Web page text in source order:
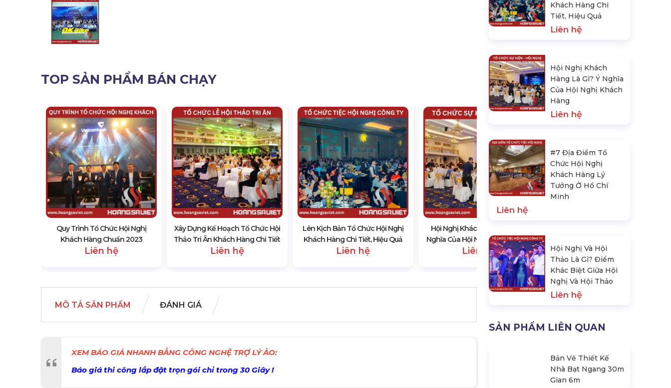
TOP SẢN PHẨM BÁN CHẠY
Quy Trình Tổ Chức Hội Nghị
Khách Hàng Chuẩn 2023
Liên hệ
Xây Dựng Kế Hoạch Tổ Chức Hội
Thảo Tri Ân Khách Hàng Chi Tiết
Liên hệ
Lên Kịch Bản Tổ Chức Hội Nghị
Khách Hàng Chi Tiết, Hiệu Quả
Liên hệ
Hội Nghị Khách Hàng Là Gì? Ý
Nghĩa Của Hội Nghị Khách Hàng
Liên hệ
#7 Địa Điểm Tổ Chức Hội Nghị
MÔ TẢ SẢN PHẨM ĐÁNH GIÁ
XEM BÁO GIÁ NHANH BẰNG CÔNG NGHỆ TRỢ LÝ ẢO:
Báo giá thi công lắp đặt trọn gói chỉ trong 30 Giây !
Khách Hàng Chi
Tiết, Hiệu Quả
Liên hệ
Hội Nghị Khách
Hàng Là Gì? Ý Nghĩa
Của Hội Nghị Khách
Hàng
Liên hệ
#7 Địa Điểm Tổ
Chức Hội Nghị
Khách Hàng Lý
Tưởng Ở Hồ Chí
Minh
Liên hệ
Hội Nghị Và Hội
Thảo Là Gì? Điểm
Khác Biệt Giữa Hội
Nghị Và Hội Thảo
Liên hệ
SẢN PHẨM LIÊN QUAN
Bản Vẽ Thiết Kế
Nhà Bạt Ngang 30m
Gian 6m